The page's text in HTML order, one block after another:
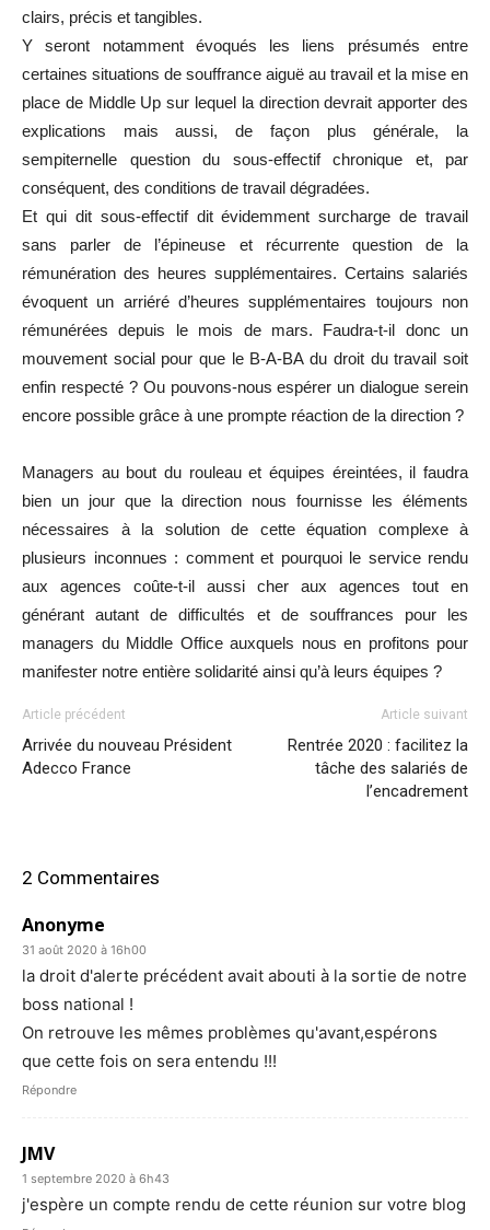
clairs, précis et tangibles.
Y seront notamment évoqués les liens présumés entre
certaines situations de souffrance aiguë au travail et la mise en
place de Middle Up sur lequel la direction devrait apporter des
explications mais aussi, de façon plus générale, la
sempiternelle question du sous-effectif chronique et, par
conséquent, des conditions de travail dégradées.
Et qui dit sous-effectif dit évidemment surcharge de travail
sans parler de l’épineuse et récurrente question de la
rémunération des heures supplémentaires. Certains salariés
évoquent un arriéré d’heures supplémentaires toujours non
rémunérées depuis le mois de mars. Faudra-t-il donc un
mouvement social pour que le B-A-BA du droit du travail soit
enfin respecté ? Ou pouvons-nous espérer un dialogue serein
encore possible grâce à une prompte réaction de la direction ?
Managers au bout du rouleau et équipes éreintées, il faudra
bien un jour que la direction nous fournisse les éléments
nécessaires à la solution de cette équation complexe à
plusieurs inconnues : comment et pourquoi le service rendu
aux agences coûte-t-il aussi cher aux agences tout en
générant autant de difficultés et de souffrances pour les
managers du Middle Office auxquels nous en profitons pour
manifester notre entière solidarité ainsi qu’à leurs équipes ?
Article précédent
Arrivée du nouveau Président
Adecco France
Article suivant
Rentrée 2020 : facilitez la
tâche des salariés de
l’encadrement
2 Commentaires
Anonyme
31 août 2020 à 16h00
la droit d'alerte précédent avait abouti à la sortie de notre
boss national !
On retrouve les mêmes problèmes qu'avant,espérons
que cette fois on sera entendu !!!
Répondre
JMV
1 septembre 2020 à 6h43
j'espère un compte rendu de cette réunion sur votre blog